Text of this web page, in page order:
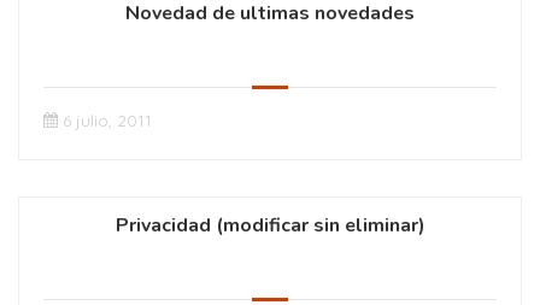
Novedad de ultimas novedades
6 julio, 2011
Privacidad (modificar sin eliminar)